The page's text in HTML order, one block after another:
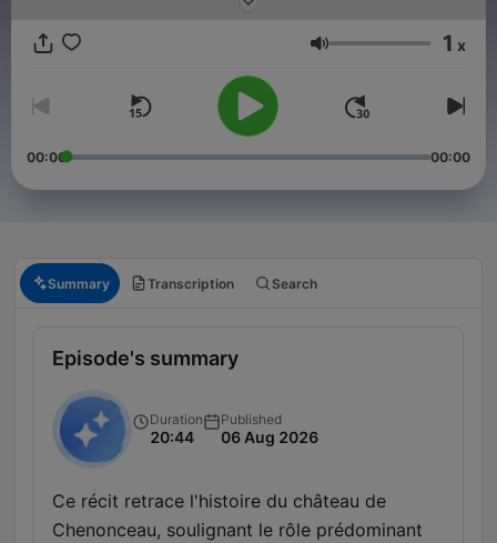
Volume 1 x
00:00 00:00
Summary Transcription Search
Episode's summary
Duration
20:44
Published
06 Aug 2026
Ce récit retrace l'histoire du château de
Chenonceau, soulignant le rôle prédominant